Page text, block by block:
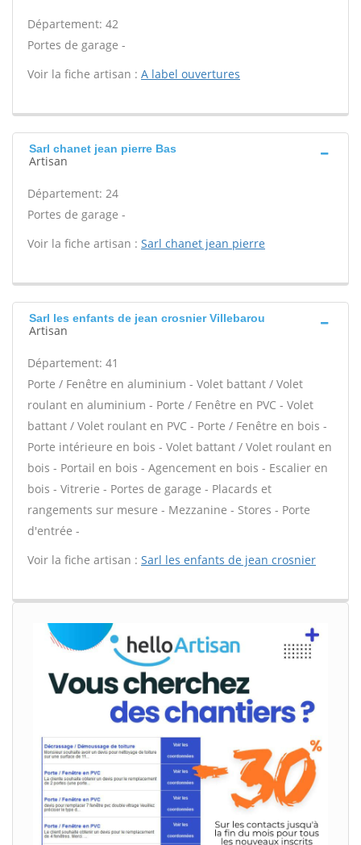
Département: 42
Portes de garage -
Voir la fiche artisan : A label ouvertures
Sarl chanet jean pierre Bas
Artisan
Département: 24
Portes de garage -
Voir la fiche artisan : Sarl chanet jean pierre
Sarl les enfants de jean crosnier Villebarou
Artisan
Département: 41
Porte / Fenêtre en aluminium - Volet battant / Volet
roulant en aluminium - Porte / Fenêtre en PVC - Volet
battant / Volet roulant en PVC - Porte / Fenêtre en bois -
Porte intérieure en bois - Volet battant / Volet roulant en
bois - Portail en bois - Agencement en bois - Escalier en
bois - Vitrerie - Portes de garage - Placards et
rangements sur mesure - Mezzanine - Stores - Porte
d'entrée -
Voir la fiche artisan : Sarl les enfants de jean crosnier